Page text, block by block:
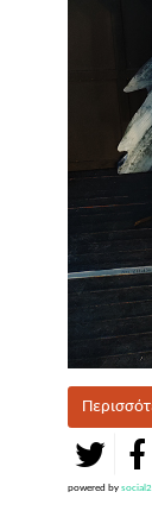
powered by